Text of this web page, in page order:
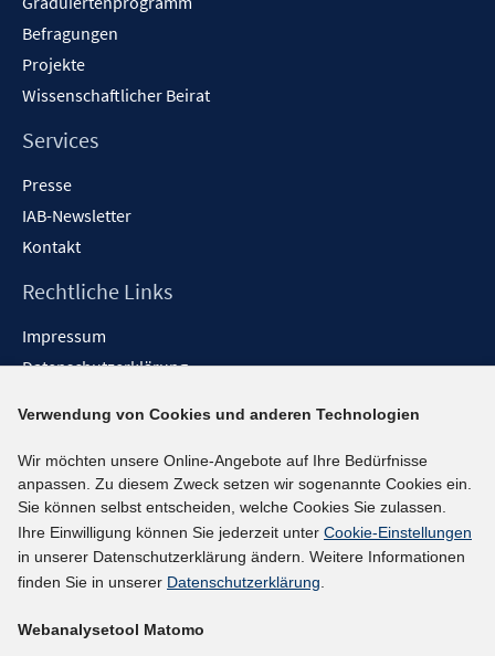
Befragungen
Projekte
Wissenschaftlicher Beirat
Services
Presse
IAB-Newsletter
Kontakt
Rechtliche Links
Impressum
Datenschutzerklärung
Barrieren melden
Social-Media-Kanäle
BlueSky
YouTube
LinkedIn
kununu
Verwendung von Cookies und anderen Technologien
Wir möchten unsere Online-Angebote auf Ihre Bedürfnisse
anpassen. Zu diesem Zweck setzen wir sogenannte Cookies ein.
Sie können selbst entscheiden, welche Cookies Sie zulassen.
Ihre Einwilligung können Sie jederzeit unter Cookie-Einstellungen
in unserer Datenschutzerklärung ändern. Weitere Informationen
finden Sie in unserer Datenschutzerklärung.
Webanalysetool Matomo